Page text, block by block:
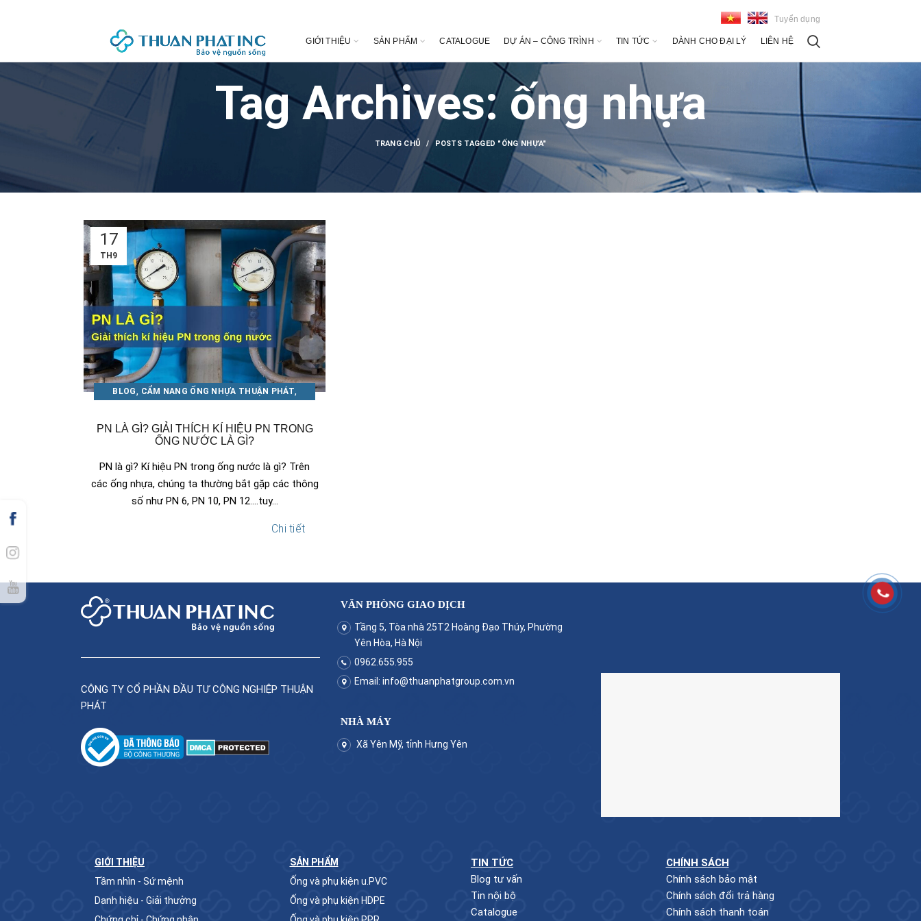
Tuyển dụng
GIỚI THIỆU SẢN PHẨM CATALOGUE DỰ ÁN – CÔNG TRÌNH TIN TỨC DÀNH CHO ĐẠI LÝ LIÊN HỆ
Tag Archives: ống nhựa
TRANG CHỦ POSTS TAGGED "ỐNG NHỰA"
17
TH9
BLOG, CẨM NANG ỐNG NHỰA THUẬN PHÁT,
KIẾN THỨC - KINH NGHIỆM
PN LÀ GÌ? GIẢI THÍCH KÍ HIỆU PN TRONG
ỐNG NƯỚC LÀ GÌ?
PN là gì? Kí hiệu PN trong ống nước là gì? Trên
các ống nhựa, chúng ta thường bắt gặp các thông
số như PN 6, PN 10, PN 12....tuy...
Chi tiết
CÔNG TY CỔ PHẦN ĐẦU TƯ CÔNG NGHIỆP THUẬN
PHÁT
VĂN PHÒNG GIAO DỊCH
Tầng 5, Tòa nhà 25T2 Hoàng Đạo Thúy, Phường
Yên Hòa, Hà Nội
0962.655.955
Email:info@thuanphatgroup.com.vn
NHÀ MÁY
Xã Yên Mỹ, tỉnh Hưng Yên
GIỚI THIỆU
Tầm nhìn - Sứ mệnh
Danh hiệu - Giải thưởng
SẢN PHẨM
Ống và phụ kiện u.PVC
Ống và phụ kiện HDPE
TIN TỨC
Blog tư vấn
Tin nội bộ
Catalogue
CHÍNH SÁCH
Chính sách bảo mật
Chính sách đổi trả hàng
Chính sách thanh toán